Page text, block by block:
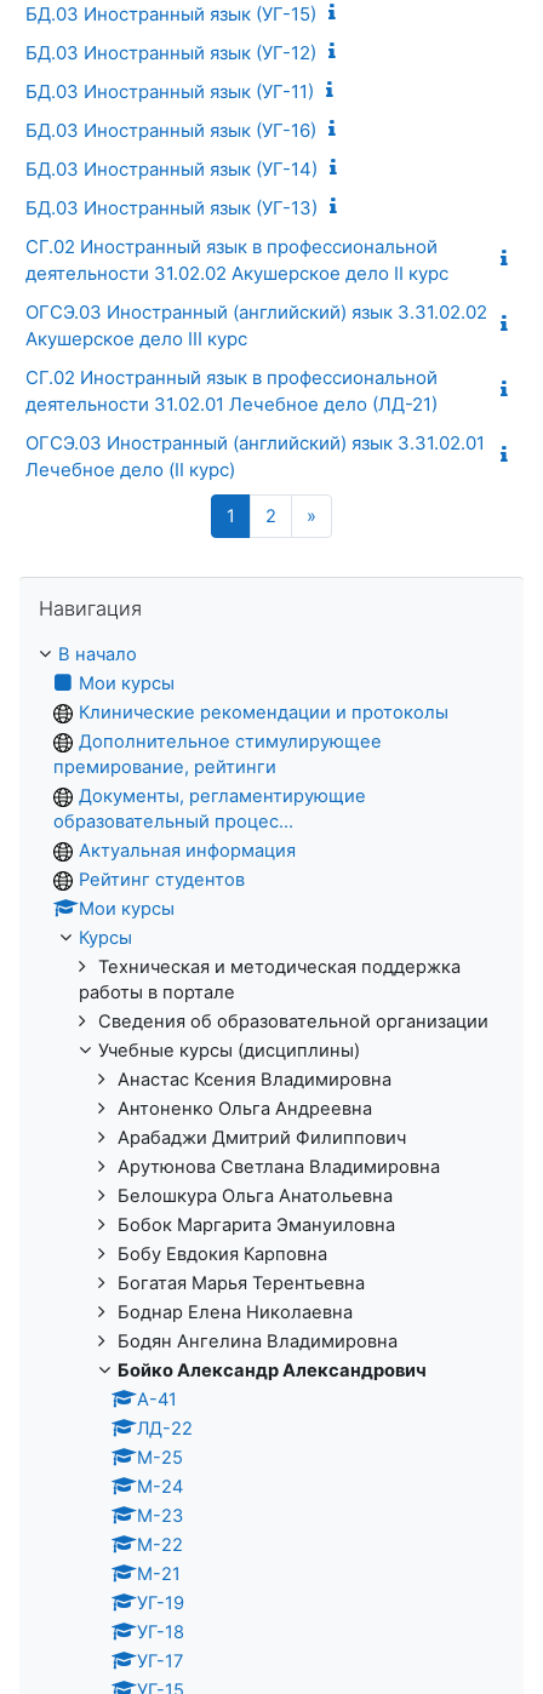
БД.03 Иностранный язык (УГ-15)
БД.03 Иностранный язык (УГ-12)
БД.03 Иностранный язык (УГ-11)
БД.03 Иностранный язык (УГ-16)
БД.03 Иностранный язык (УГ-14)
БД.03 Иностранный язык (УГ-13)
СГ.02 Иностранный язык в профессиональной
деятельности 31.02.02 Акушерское дело II курс
ОГСЭ.03 Иностранный (английский) язык 3.31.02.02
Акушерское дело III курс
СГ.02 Иностранный язык в профессиональной
деятельности 31.02.01 Лечебное дело (ЛД-21)
ОГСЭ.03 Иностранный (английский) язык 3.31.02.01
Лечебное дело (II курс)
1 Страница 1
2 Страница 2
»
Навигация
В начало
Мои курсы
Клинические рекомендации и протоколы
Дополнительное стимулирующее
премирование, рейтинги
Документы, регламентирующие
образовательный процес...
Актуальная информация
Рейтинг студентов
Мои курсы
Курсы
Техническая и методическая поддержка
работы в портале
Сведения об образовательной организации
Учебные курсы (дисциплины)
Анастас Ксения Владимировна
Антоненко Ольга Андреевна
Арабаджи Дмитрий Филиппович
Арутюнова Светлана Владимировна
Белошкура Ольга Анатольевна
Бобок Маргарита Эмануиловна
Бобу Евдокия Карповна
Богатая Марья Терентьевна
Боднар Елена Николаевна
Бодян Ангелина Владимировна
Бойко Александр Александрович
А-41
ЛД-22
М-25
М-24
М-23
М-22
М-21
УГ-19
УГ-18
УГ-17